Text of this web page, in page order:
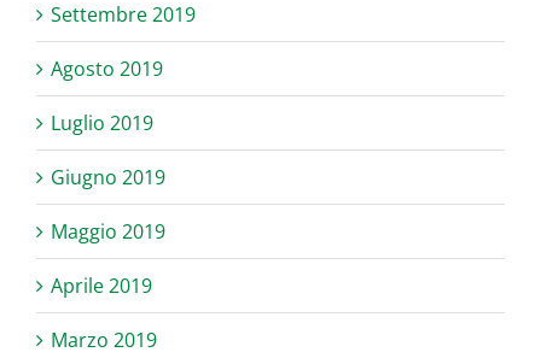
Settembre 2019
Agosto 2019
Luglio 2019
Giugno 2019
Maggio 2019
Aprile 2019
Marzo 2019